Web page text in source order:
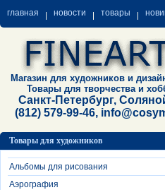
главная новости товары
Магазин для художников и
Товары для творчества и
Санкт-Петербург,
(812) 579-99-46,
Товары для художников
Альбомы для рисования
Аэрография